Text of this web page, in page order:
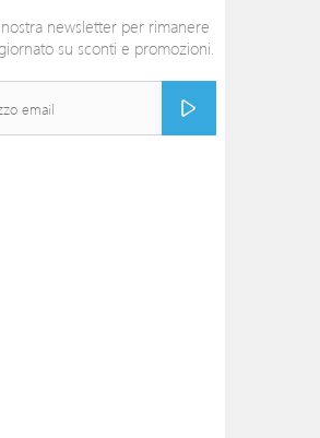
newsletter per rimanere
su sconti e promozioni.